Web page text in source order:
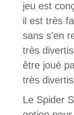
jeu est
il est très
sans s'en
très
être joué
très
Le Spider